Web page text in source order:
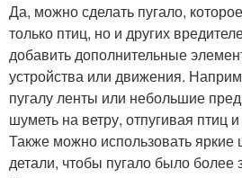
Да, можно сделать пугало,
только птиц, но и других
добавить дополнительные
устройства или движения.
пугалу ленты или небольшие
шуметь на ветру, отпугивая птиц
Также можно использовать яркие
детали, чтобы пугало было более